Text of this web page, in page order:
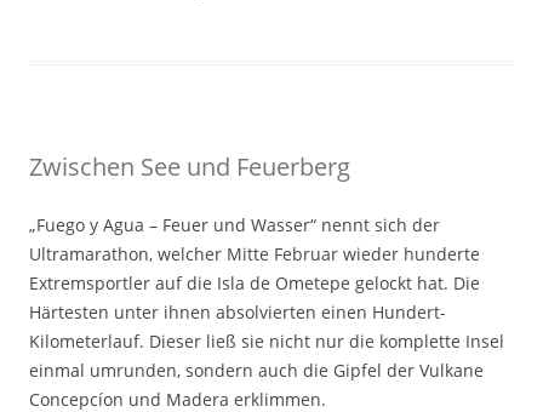
Zwischen See und Feuerberg
„Fuego y Agua – Feuer und Wasser“ nennt sich der
Ultramarathon, welcher Mitte Februar wieder hunderte
Extremsportler auf die Isla de Ometepe gelockt hat. Die
Härtesten unter ihnen absolvierten einen Hundert-
Kilometerlauf. Dieser ließ sie nicht nur die komplette Insel
einmal umrunden, sondern auch die Gipfel der Vulkane
Concepcíon und Madera erklimmen.